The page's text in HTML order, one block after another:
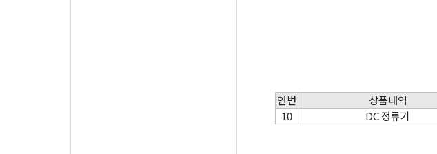
연번 상품내역
10
DC 정류기